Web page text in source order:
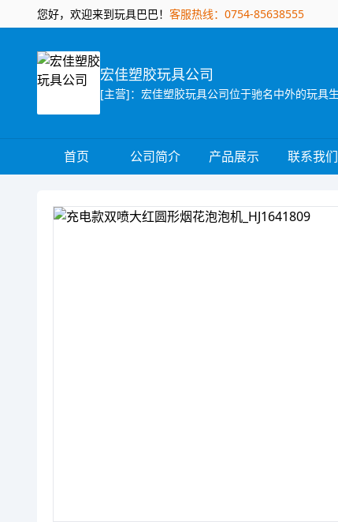
您好，欢迎来到玩具巴巴！ 客服热线：0754-85638555
宏佳塑胶玩具公司
首页 公司简介 产品展示 联系我们